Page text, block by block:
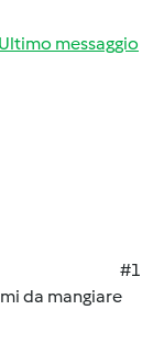
Ultimo messaggio
#1
da mangiare